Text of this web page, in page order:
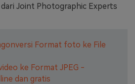
Joint Photographic Experts
Format foto ke File
ke Format JPEG -
dan gratis